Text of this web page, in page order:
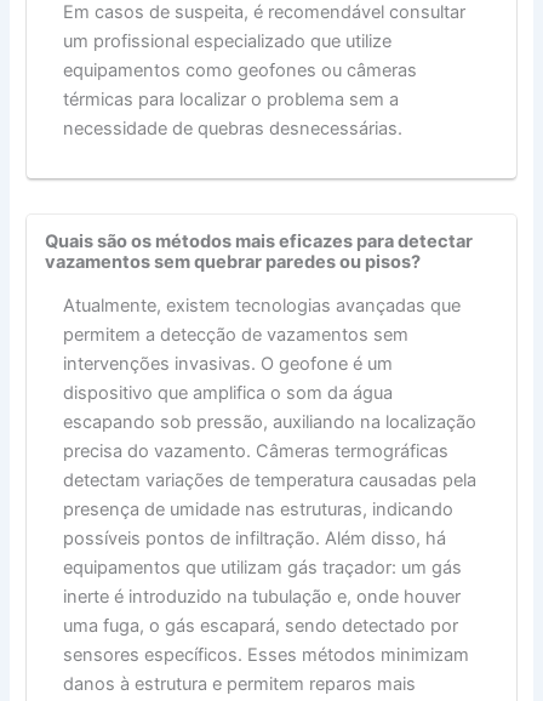
Em casos de suspeita, é recomendável consultar
um profissional especializado que utilize
equipamentos como geofones ou câmeras
térmicas para localizar o problema sem a
necessidade de quebras desnecessárias.
Quais são os métodos mais eficazes para detectar
vazamentos sem quebrar paredes ou pisos?
Atualmente, existem tecnologias avançadas que
permitem a detecção de vazamentos sem
intervenções invasivas. O geofone é um
dispositivo que amplifica o som da água
escapando sob pressão, auxiliando na localização
precisa do vazamento. Câmeras termográficas
detectam variações de temperatura causadas pela
presença de umidade nas estruturas, indicando
possíveis pontos de infiltração. Além disso, há
equipamentos que utilizam gás traçador: um gás
inerte é introduzido na tubulação e, onde houver
uma fuga, o gás escapará, sendo detectado por
sensores específicos. Esses métodos minimizam
danos à estrutura e permitem reparos mais